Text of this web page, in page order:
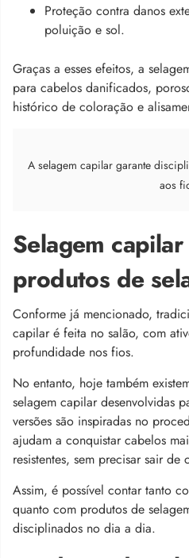
Proteção contra danos
poluição e sol.
Graças a esses efeitos, a
para cabelos danificados,
histórico de coloração e
A selagem capilar garante
aos
Selagem
produtos de
Conforme já mencionado,
capilar é feita no salão, com
profundidade nos fios.
No entanto, hoje também
selagem capilar desenvolvidas
versões são inspiradas no
ajudam a conquistar cabelos
resistentes, sem precisar sair de
Assim, é possível contar tanto
quanto com produtos de
disciplinados no dia a dia.